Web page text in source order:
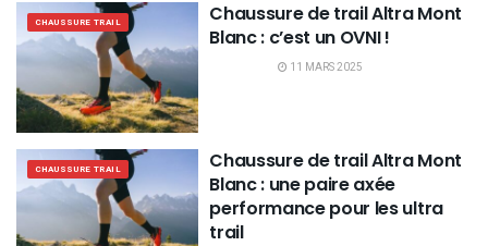
CHAUSSURE TRAIL
Chaussure de trail Altra Mont
Blanc : c’est un OVNI !
11 MARS 2025
CHAUSSURE TRAIL
Chaussure de trail Altra Mont
Blanc : une paire axée
performance pour les ultra
trail